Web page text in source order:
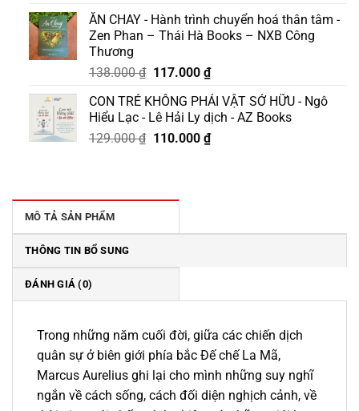
là:
1.050.000 ₫.
tại
là:
ĂN CHAY - Hành trình chuyển hoá thân tâm -
Zen Phan – Thái Hà Books – NXB Công
Thương
138.000₫ Giá
là:
138.000 ₫.
117.000 ₫Giá
tại
là:
117.000 ₫.
CON TRẺ KHÔNG PHẢI VẬT SỞ HỮU - Ngô
Hiểu Lạc - Lê Hải Ly dịch - AZ Books
129.000₫ Giá
110.000 ₫Giá
MÔ TẢ SẢN PHẨM
THÔNG TIN BỔ SUNG
ĐÁNH GIÁ (0)
Trong những năm cuối đời, giữa các chiến dịch
quân sự ở biên giới phía bắc Đế chế La Mã,
Marcus Aurelius ghi lại cho mình những suy nghĩ
ngắn về cách sống, cách đối diện nghịch cảnh, về